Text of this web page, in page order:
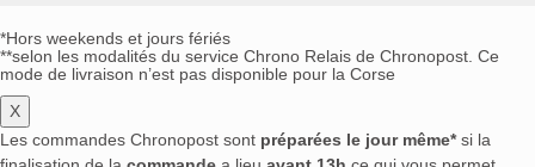
*Hors weekends et jours fériés
**selon les modalités du service Chrono Relais de Chronopost. Ce
mode de livraison n’est pas disponible pour la Corse
X
Les commandes Chronopost sont préparées le jour même*si la